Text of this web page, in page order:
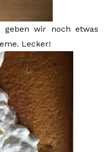
wir noch etwas
Lecker!